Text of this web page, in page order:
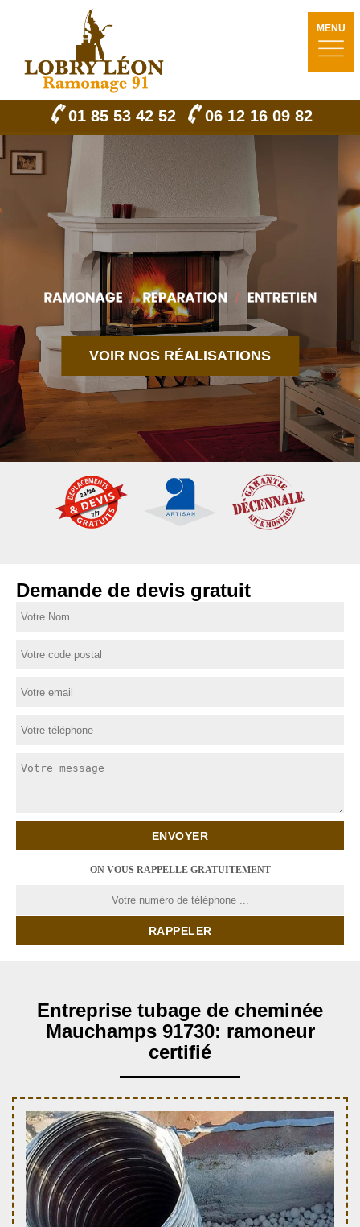
MENU
01 85 53 42 52 06 12 16 09 82
VOIR NOS RÉALISATIONS
Demande de devis gratuit
ON VOUS RAPPELLE GRATUITEMENT
Entreprise tubage de cheminée
Mauchamps 91730: ramoneur
certifié